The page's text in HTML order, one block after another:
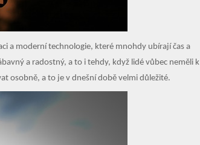
a moderní technologie, které mnohdy ubírají čas a
a radostný, a to i tehdy, když lidé vůbec neměli k
osobně, a to je v dnešní době velmi důležité.